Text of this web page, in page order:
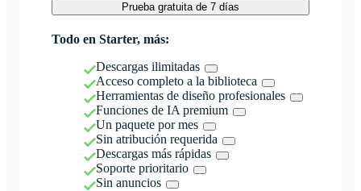
Prueba gratuita de 7 días
Todo en Starter, más:
Descargas ilimitadas
Acceso completo a la biblioteca
Herramientas de diseño profesionales
Funciones de IA premium
Un paquete por mes
Sin atribución requerida
Descargas más rápidas
Soporte prioritario
Sin anuncios